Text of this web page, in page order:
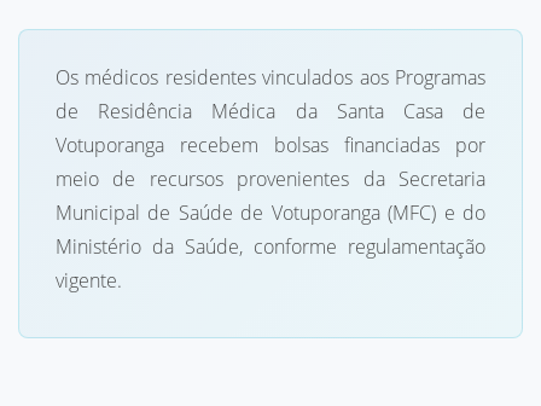
Os médicos residentes vinculados aos Programas
de Residência Médica da Santa Casa de
Votuporanga recebem bolsas financiadas por
meio de recursos provenientes da Secretaria
Municipal de Saúde de Votuporanga (MFC) e do
Ministério da Saúde, conforme regulamentação
vigente.